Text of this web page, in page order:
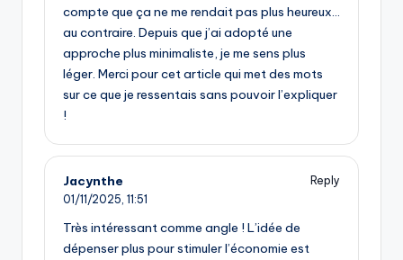
compte que ça ne me rendait pas plus heureux…
au contraire. Depuis que j’ai adopté une
approche plus minimaliste, je me sens plus
léger. Merci pour cet article qui met des mots
sur ce que je ressentais sans pouvoir l’expliquer
!
Jacynthe
Reply
01/11/2025, 11:51
Très intéressant comme angle ! L’idée de
dépenser plus pour stimuler l’économie est